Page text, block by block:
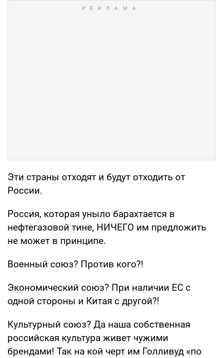
Эти страны отходят и будут отходить от
России.
Россия, которая уныло барахтается в
нефтегазовой тине, НИЧЕГО им предложить
не может в принципе.
Военный союз? Против кого?!
Экономический союз? При наличии ЕС с
одной стороны и Китая с другой?!
Культурный союз? Да наша собственная
российская культура живет чужими
брендами! Так на кой черт им Голливуд «по